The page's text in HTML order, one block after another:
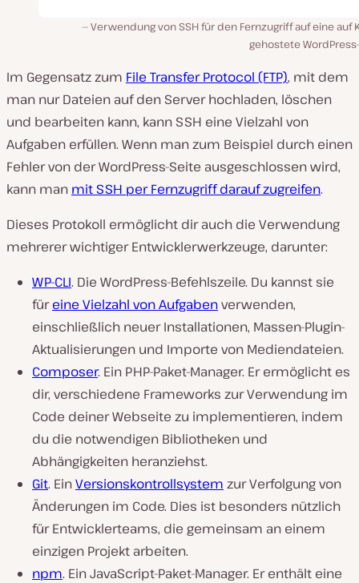
Verwendung von SSH für den Fernzugriff auf eine auf
gehostete
Im Gegensatz zum File Transfer Protocol (FTP), mit dem
man nur Dateien auf den Server hochladen, löschen
und bearbeiten kann, kann SSH eine Vielzahl von
Aufgaben erfüllen. Wenn man zum Beispiel durch einen
Fehler von der WordPress-Seite ausgeschlossen wird,
kann man mit SSH per Fernzugriff darauf zugreifen.
Dieses Protokoll ermöglicht dir auch die Verwendung
mehrerer wichtiger Entwicklerwerkzeuge, darunter:
WP-CLI. Die WordPress-Befehlszeile. Du kannst sie
füreine Vielzahl von Aufgabenverwenden,
einschließlich neuer Installationen, Massen-Plugin-
Aktualisierungen und Importe von Mediendateien.
Composer. Ein PHP-Paket-Manager. Er ermöglicht es
dir, verschiedene Frameworks zur Verwendung im
Code deiner Webseite zu implementieren, indem
du die notwendigen Bibliotheken und
Abhängigkeiten heranziehst.
Git. EinVersionskontrollsystem zur Verfolgung von
Änderungen im Code. Dies ist besonders nützlich
für Entwicklerteams, die gemeinsam an einem
einzigen Projekt arbeiten.
npm. Ein JavaScript-Paket-Manager. Er enthält eine